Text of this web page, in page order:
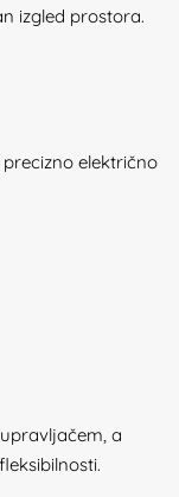
izgled prostora.
precizno električno
a